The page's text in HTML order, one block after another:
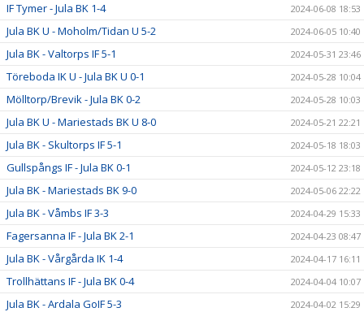
IF Tymer - Jula BK 1-4 2024-06-08 18:53
Jula BK U - Moholm/Tidan U 5-2 2024-06-05 10:40
Jula BK - Valtorps IF 5-1 2024-05-31 23:46
Töreboda IK U - Jula BK U 0-1 2024-05-28 10:04
Mölltorp/Brevik - Jula BK 0-2 2024-05-28 10:03
Jula BK U - Mariestads BK U 8-0 2024-05-21 22:21
Jula BK - Skultorps IF 5-1 2024-05-18 18:03
Gullspångs IF - Jula BK 0-1 2024-05-12 23:18
Jula BK - Mariestads BK 9-0 2024-05-06 22:22
Jula BK - Våmbs IF 3-3 2024-04-29 15:33
Fagersanna IF - Jula BK 2-1 2024-04-23 08:47
Jula BK - Vårgårda IK 1-4 2024-04-17 16:11
Trollhättans IF - Jula BK 0-4 2024-04-04 10:07
Jula BK - Ardala GoIF 5-3 2024-04-02 15:29